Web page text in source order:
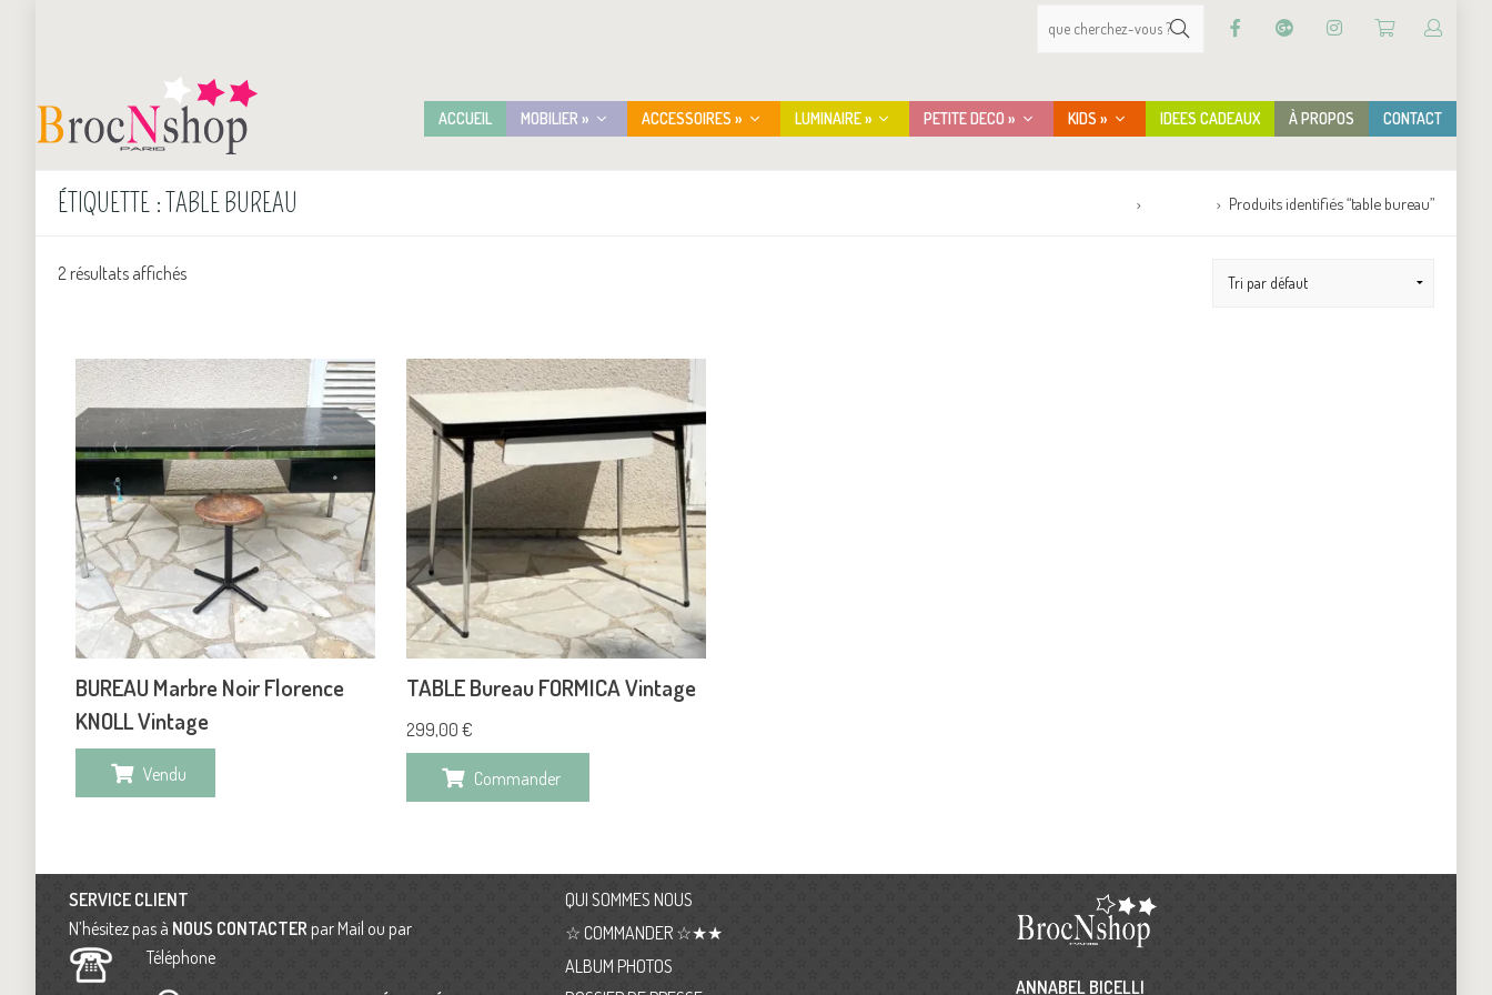
ACCUEIL MOBILIER » ACCESSOIRES » LUMINAIRE » PETITE DECO » KIDS » IDEES CADEAUX À PROPOS CONTACT
ÉTIQUETTE :TABLE BUREAU Produits identifiés “table bureau”
2 résultats affichés
BUREAU Marbre Noir Florence
KNOLL Vintage
Vendu
TABLE Bureau FORMICA Vintage
299,00€
Commander
SERVICE CLIENT
N’hésitez pas à NOUS CONTACTER par Mail ou par
Téléphone
QUI SOMMES NOUS
☆ COMMANDER ☆★★
ALBUM PHOTOS
ANNABEL BICELLI